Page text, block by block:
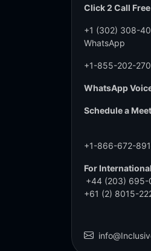
Click 2 Call
+1 (302) 308-
WhatsApp
+1-855-202-
WhatsApp
Schedule a
+1-866-672-
For
+44 (203) 695-
+61 (2) 8015-